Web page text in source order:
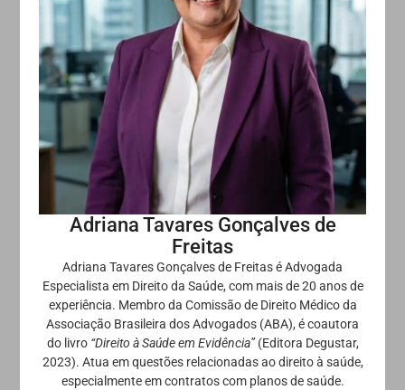
Adriana Tavares Gonçalves de
Freitas
Adriana Tavares Gonçalves de Freitas é Advogada
Especialista em Direito da Saúde, com mais de 20 anos de
experiência. Membro da Comissão de Direito Médico da
Associação Brasileira dos Advogados (ABA), é coautora
do livro “Direito à Saúde em Evidência”(Editora Degustar,
2023). Atua em questões relacionadas ao direito à saúde,
especialmente em contratos com planos de saúde.